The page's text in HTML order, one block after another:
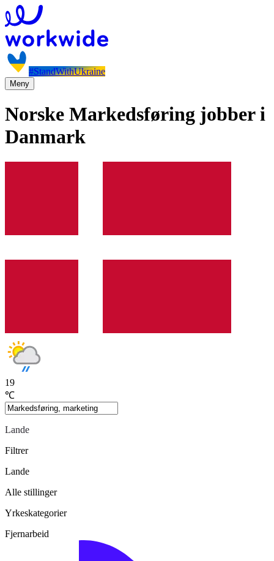
#StandWithUkraine
Meny
Norske Markedsføring jobber i
Danmark
19
℃
Lande
Filtrer
Lande
Alle stillinger
Yrkeskategorier
Fjernarbeid